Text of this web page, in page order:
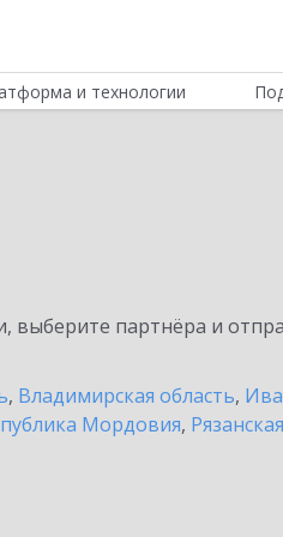
и технологии
партнёра и
, Владимирская область,
Мордовия,